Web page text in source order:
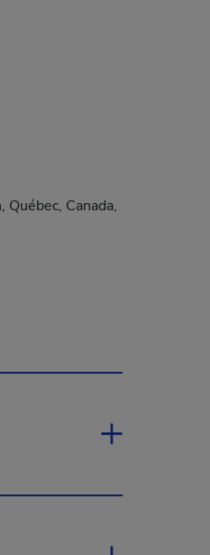
Canada,
dans une nouvelle fenêtre.